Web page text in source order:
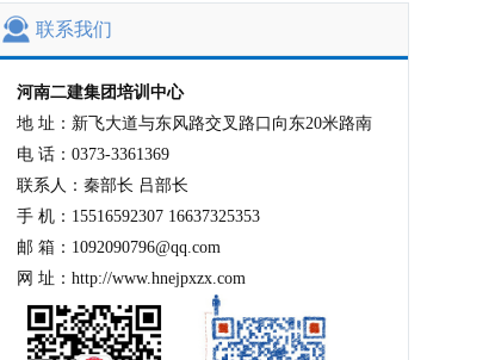
联系我们
河南二建集团培训中心
地 址：新飞大道与东风路交叉路口向东20米路南
电 话：0373-3361369
联系人：秦部长 吕部长
手 机：15516592307 16637325353
邮 箱：1092090796@qq.com
网 址：http://www.hnejpxzx.com